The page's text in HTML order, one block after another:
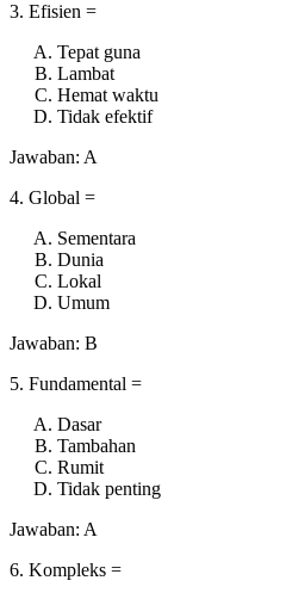
3. Efisien =
Tepat guna
Lambat
Hemat waktu
Tidak efektif
Jawaban: A
4. Global =
Sementara
Dunia
Lokal
Umum
Jawaban: B
5. Fundamental =
Dasar
Tambahan
Rumit
Tidak penting
Jawaban: A
6. Kompleks =